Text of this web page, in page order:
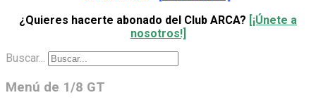
¿Quieres hacerte abonado del Club ARCA? [¡Únete a
nosotros!]
Buscar...
Menú de 1/8 GT